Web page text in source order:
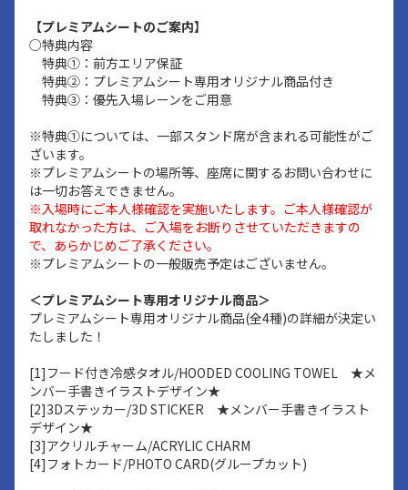
【プレミアムシートのご案内】
○特典内容
特典①：前方エリア保証
特典②：プレミアムシート専用オリジナル商品付き
特典③：優先入場レーンをご用意
※特典①については、一部スタンド席が含まれる可能性がご
ざいます。
※プレミアムシートの場所等、座席に関するお問い合わせに
は一切お答えできません。
※入場時にご本人様確認を実施いたします。ご本人様確認が
取れなかった方は、ご入場をお断りさせていただきますの
で、あらかじめご了承ください。
※プレミアムシートの一般販売予定はございません。
＜プレミアムシート専用オリジナル商品＞
プレミアムシート専用オリジナル商品(全4種)の詳細が決定い
たしました！
[1]フード付き冷感タオル/HOODED COOLING TOWEL ★メ
ンバー手書きイラストデザイン★
[2]3Dステッカー/3D STICKER ★メンバー手書きイラスト
デザイン★
[3]アクリルチャーム/ACRYLIC CHARM
[4]フォトカード/PHOTO CARD(グループカット)